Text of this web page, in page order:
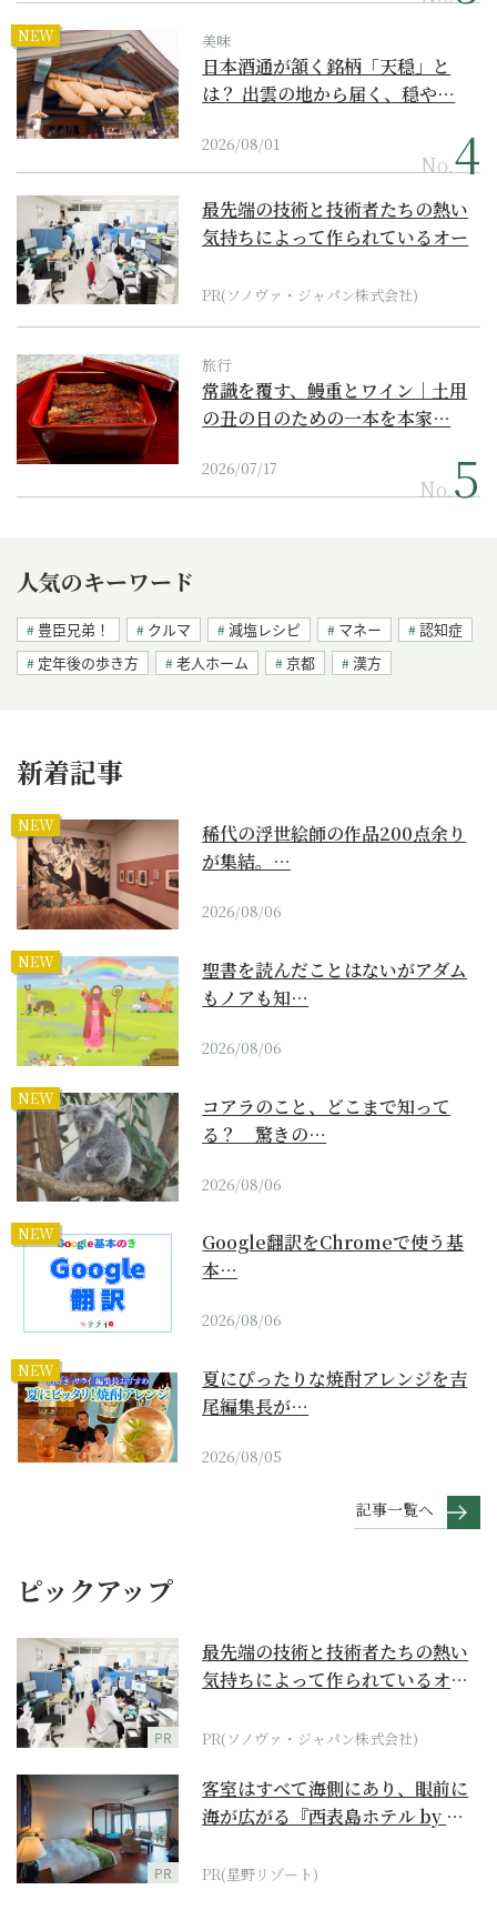
NEW 美味
日本酒通が頷く銘柄「天穏」と
は？ 出雲の地から届く、穏や…
2026/08/01
No.
最先端の技術と技術者たちの熱い
気持ちによって作られているオー
PR(ソノヴァ・ジャパン株式会社)
旅行
常識を覆す、鰻重とワイン｜土用
の丑の日のための一本を本家…
2026/07/17
No.
人気のキーワード
豊臣兄弟！ クルマ 減塩レシピ マネー
認知症
定年後の歩き方
老人ホーム 京都 漢方
新着記事
NEW
稀代の浮世絵師の作品200点余り
が集結。…
2026/08/06
NEW
聖書を読んだことはないがアダム
もノアも知…
2026/08/06
NEW
コアラのこと、どこまで知って
る？ 驚きの…
2026/08/06
NEW
Google翻訳をChromeで使う基
本…
2026/08/06
NEW
夏にぴったりな焼酎アレンジを吉
尾編集長が…
2026/08/05
記事一覧へ
ピックアップ
PR
最先端の技術と技術者たちの熱い
気持ちによって作られているオー
PR(ソノヴァ・ジャパン株式会社)
PR
客室はすべて海側にあり、眼前に
海が広がる『西表島ホテル by 星
PR(星野リゾート)